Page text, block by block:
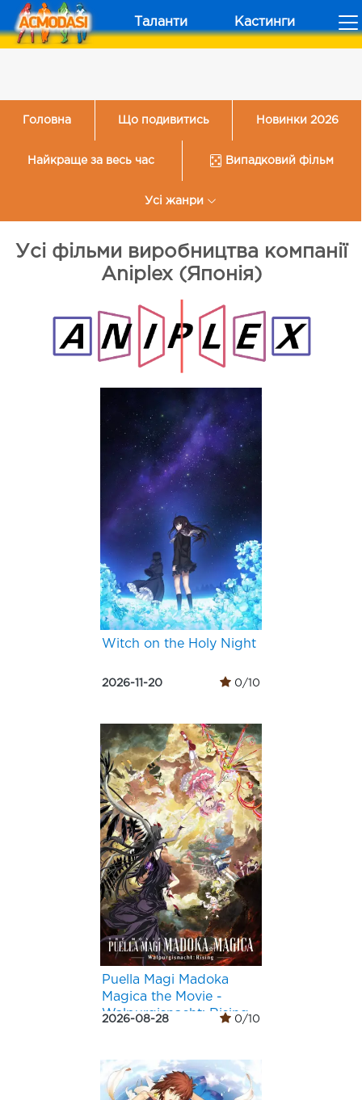
Таланти Кастинги
Головна Що подивитись Новинки 2026
Найкраще за весь час Випадковий фільм
Усі жанри
Усі фільми виробництва компанії
Aniplex (Японія)
Witch on the Holy Night
2026-11-20 0/10
Puella Magi Madoka
Magica the Movie -
Walpurgisnacht: Rising-
2026-08-28 0/10